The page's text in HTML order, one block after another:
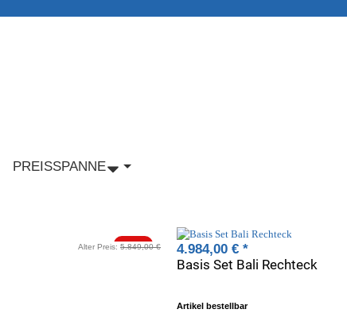
PREISSPANNE
-20%
Alter Preis: 5.849,00 €
Basis Set Bali Rechteck
4.984,00 € *
Artikel bestellbar